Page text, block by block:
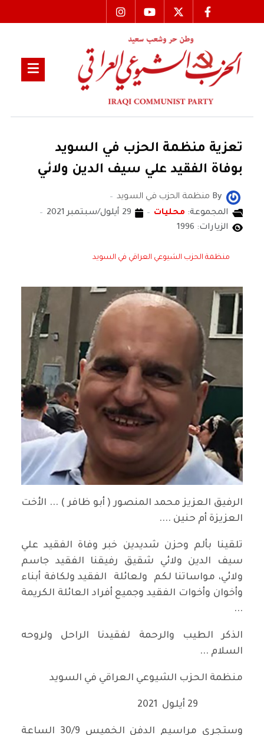
تعزية منظمة الحزب في السويد
بوفاة الفقيد علي سيف الدين ولائي
By منظمة الحزب في السويد
المجموعة: محليات
29 أيلول/سبتمبر 2021
الزيارات: 1996
منظمة الحزب الشيوعي العراقي في السويد
الرفيق العزيز محمد المنصور ( أبو ظافر ) ... الأخت
العزيزة أم حنين ....
تلقينا بألم وحزن شديدين خبر وفاة الفقيد علي
سيف الدين ولائي شقيق رفيقنا الفقيد جاسم
ولائي، مواساتنا لكم ولعائلة الفقيد ولكافة أبناء
وأخوان وأخوات الفقيد وجميع أفراد العائلة الكريمة
...
الذكر الطيب والرحمة لفقيدنا الراحل ولروحه
السلام ...
منظمة الحزب الشيوعي العراقي في السويد
وستجرى مراسيم الدفن الخميس 30/9 الساعة